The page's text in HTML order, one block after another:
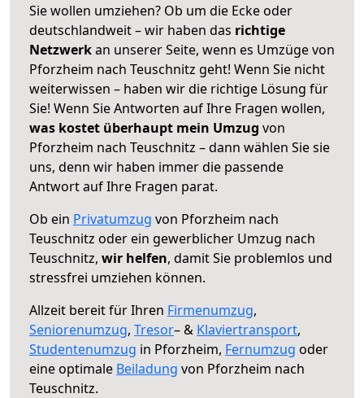
Sie wollen umziehen? Ob um die Ecke oder
deutschlandweit – wir haben das richtige
Netzwerkan unserer Seite, wenn es Umzüge von
Pforzheim nach Teuschnitz geht! Wenn Sie nicht
weiterwissen – haben wir die richtige Lösung für
Sie! Wenn Sie Antworten auf Ihre Fragen wollen,
was kostet überhaupt mein Umzug von
Pforzheim nach Teuschnitz – dann wählen Sie sie
uns, denn wir haben immer die passende
Antwort auf Ihre Fragen parat.
Ob ein Privatumzug von Pforzheim nach
Teuschnitz oder ein gewerblicher Umzug nach
Teuschnitz, wir helfen, damit Sie problemlos und
stressfrei umziehen können.
Allzeit bereit für Ihren Firmenumzug,
Seniorenumzug, Tresor– & Klaviertransport,
Studentenumzug in Pforzheim, Fernumzug oder
eine optimale Beiladung von Pforzheim nach
Teuschnitz.